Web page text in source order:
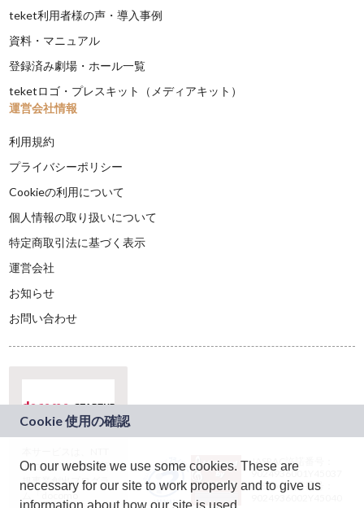
teket利用者様の声・導入事例
資料・マニュアル
登録済み劇場・ホール一覧
teketロゴ・プレスキット（メディアキット）
運営会社情報
利用規約
プライバシーポリシー
Cookieの利用について
個人情報の取り扱いについて
特定商取引法に基づく表示
運営会社
お知らせ
お問い合わせ
ドコモグループの新
規事業創出プログラ
ム「docomo
JASRAC許諾番号：
9024936001Y45037
JASRAC許諾番号：
On our website we use some cookies. These are
necessary for our site to work properly and to give us
information about how our site is used.